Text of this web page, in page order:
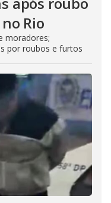
Rio
moradores;
por roubos e furtos